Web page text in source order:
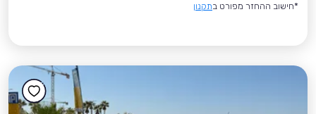
*חישוב ההחזר מפורט בתקנון